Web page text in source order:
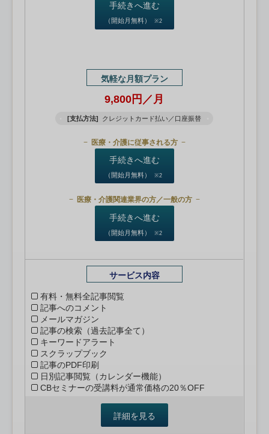
手続きへ進む
（開始月無料） ※2
気軽な月額プラン
9,800円／月
[支払方法] クレジットカード払い／口座振替
医療・介護に従事される方
手続きへ進む
（開始月無料） ※2
医療・介護関連業界の方／一般の方
手続きへ進む
（開始月無料） ※2
サービス内容
有料・無料全記事閲覧
記事へのコメント
メールマガジン
記事の検索（過去記事全て）
キーワードアラート
スクラップブック
記事のPDF印刷
日別記事閲覧（カレンダー機能）
CBセミナーの受講料が通常価格の20％OFF
詳細を見る